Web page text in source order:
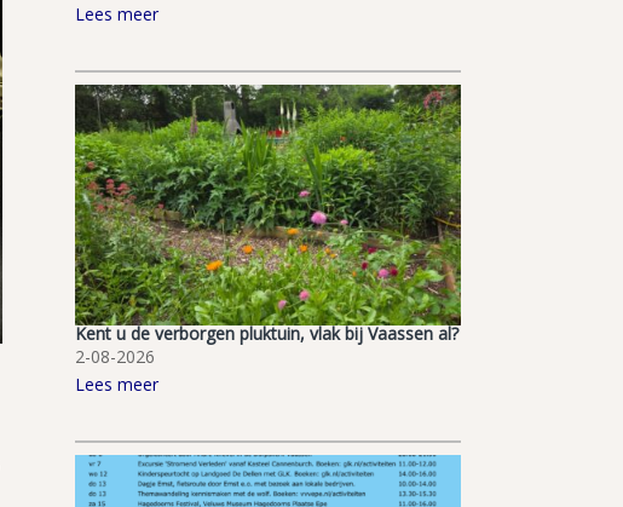
Lees meer
Kent u de verborgen pluktuin, vlak bij Vaassen al?
2-08-2026
Lees meer